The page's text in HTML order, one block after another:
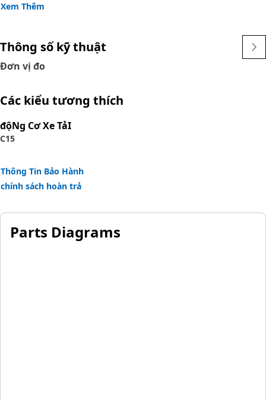
Xem Thêm
Thông số kỹ thuật
Đơn vị đo
Các kiểu tương thích
độNg Cơ Xe TảI
C15
Thông Tin Bảo Hành
chính sách hoàn trả
Parts Diagrams